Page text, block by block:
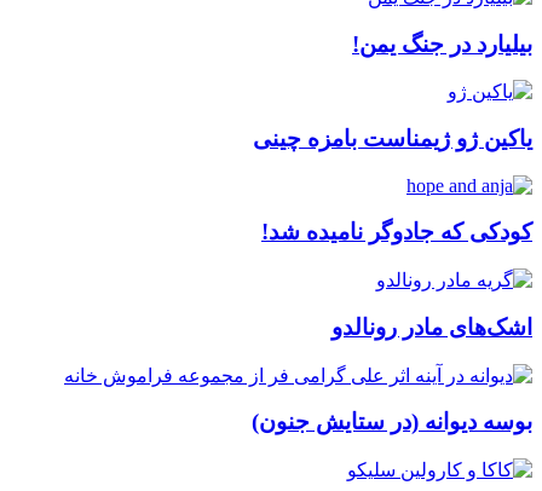
بیلیارد در جنگ یمن!
یاکین ژو ژیمناست بامزه چینی
کودکی که جادوگر نامیده شد!
اشک‌های مادر رونالدو
بوسه دیوانه (در ستایش جنون)